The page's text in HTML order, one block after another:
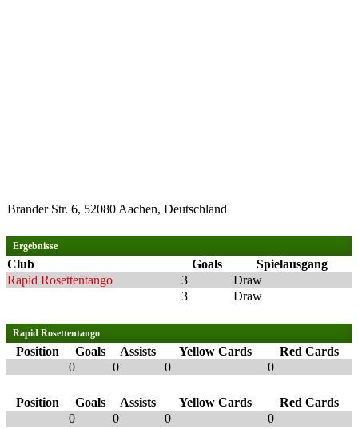
Brander Str. 6, 52080 Aachen, Deutschland
Ergebnisse
Club Goals
Spielausgang
Rapid Rosettentango
3
Draw
3
Draw
Rapid Rosettentango
Position Goals Assists Yellow Cards
Red Cards
0
0 0 0
Position Goals Assists Yellow Cards
Red Cards
0
0 0 0